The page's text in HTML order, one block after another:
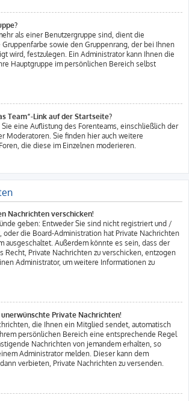
als einer Benutzergruppe sind, dient die
Gruppenfarbe sowie den Gruppenrang, der bei Ihnen
wird, festzulegen. Ein Administrator kann Ihnen die
Hauptgruppe im persönlichen Bereich selbst
Team“-Link auf der Startseite?
eine Auflistung des Forenteams, einschließlich der
Moderatoren. Sie finden hier auch weitere
die diese im Einzelnen moderieren.
Nachrichten verschicken!
geben: Entweder Sie sind nicht registriert und /
die Board-Administration hat Private Nachrichten
ausgeschaltet. Außerdem könnte es sein, dass der
Recht, Private Nachrichten zu verschicken, entzogen
Administrator, um weitere Informationen zu
Private Nachrichten!
die Ihnen ein Mitglied sendet, automatisch
persönlichen Bereich eine entsprechende Regel
Nachrichten von jemandem erhalten, so
Administrator melden. Dieser kann dem
verbieten, Private Nachrichten zu versenden.